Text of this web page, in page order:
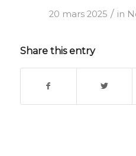
20 mars 2025 / in
Share this entry